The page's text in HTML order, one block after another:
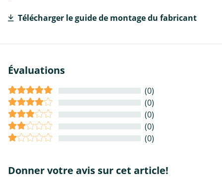
Télécharger le guide de montage du fabricant
Évaluations
(0)
(0)
(0)
(0)
(0)
Donner votre avis sur cet article!